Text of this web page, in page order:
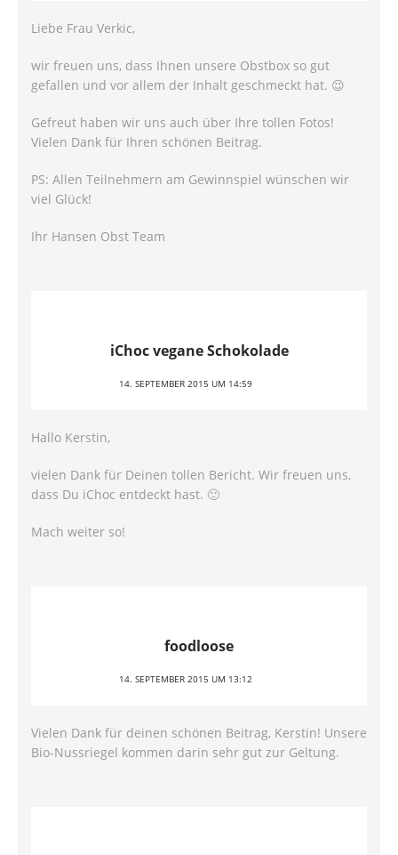
Liebe Frau Verkic,
wir freuen uns, dass Ihnen unsere Obstbox so gut
gefallen und vor allem der Inhalt geschmeckt hat. 😉
Gefreut haben wir uns auch über Ihre tollen Fotos!
Vielen Dank für Ihren schönen Beitrag.
PS: Allen Teilnehmern am Gewinnspiel wünschen wir
viel Glück!
Ihr Hansen Obst Team
iChoc vegane Schokolade
14. SEPTEMBER 2015 UM 14:59
Hallo Kerstin,
vielen Dank für Deinen tollen Bericht. Wir freuen uns,
dass Du iChoc entdeckt hast. 🙂
Mach weiter so!
foodloose
14. SEPTEMBER 2015 UM 13:12
Vielen Dank für deinen schönen Beitrag, Kerstin! Unsere
Bio-Nussriegel kommen darin sehr gut zur Geltung.